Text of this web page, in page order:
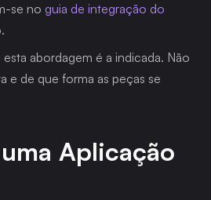
se no guia de integração do
abordagem é a indicada. Não
e de que forma as peças se
Aplicação